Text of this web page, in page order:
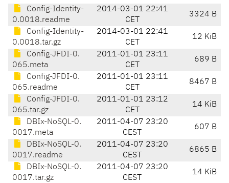
Config-Identity-
0.0018.readme
2014-03-01 22:41
CET
3324 B
Config-Identity-
0.0018.tar.gz
2014-03-01 22:41
CET
12 KiB
Config-JFDI-0.
065.meta
2011-01-01 23:11
CET
689 B
Config-JFDI-0.
065.readme
2011-01-01 23:11
CET
8467 B
Config-JFDI-0.
065.tar.gz
2011-01-01 23:12
CET
14 KiB
DBIx-NoSQL-0.
0017.meta
2011-04-07 23:20
CEST
607 B
DBIx-NoSQL-0.
0017.readme
2011-04-07 23:20
CEST
6865 B
DBIx-NoSQL-0.
0017.tar.gz
2011-04-07 23:20
CEST
14 KiB